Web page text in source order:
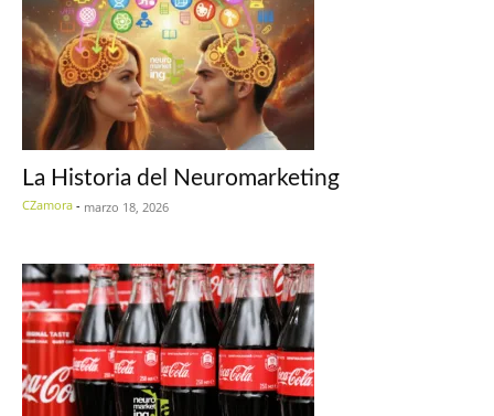
La Historia del Neuromarketing
CZamora - marzo 18, 2026